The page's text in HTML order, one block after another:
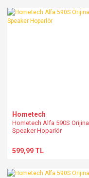
Hometech
Hometech Alfa 590S Orijinal
Speaker Hoparlör
599,99 TL